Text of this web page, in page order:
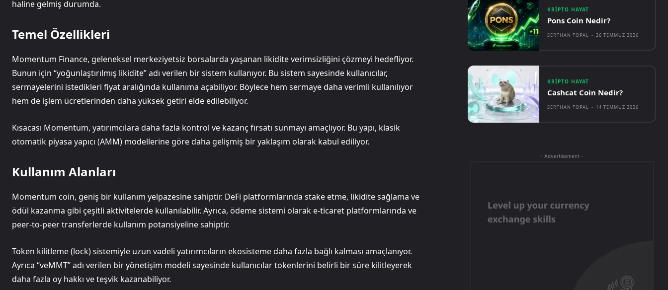
haline gelmiş durumda.​​​​​​​​​​​​​​​​
Temel Özellikleri
Momentum Finance, geleneksel merkeziyetsiz borsalarda yaşanan likidite verimsizliğini çözmeyi hedefliyor.
Bunun için “yoğunlaştırılmış likidite” adı verilen bir sistem kullanıyor. Bu sistem sayesinde kullanıcılar,
sermayelerini istedikleri fiyat aralığında kullanıma açabiliyor. Böylece hem sermaye daha verimli kullanılıyor
hem de işlem ücretlerinden daha yüksek getiri elde edilebiliyor.
Kısacası Momentum, yatırımcılara daha fazla kontrol ve kazanç fırsatı sunmayı amaçlıyor. Bu yapı, klasik
otomatik piyasa yapıcı (AMM) modellerine göre daha gelişmiş bir yaklaşım olarak kabul ediliyor.
Kullanım Alanları
Momentum coin, geniş bir kullanım yelpazesine sahiptir. DeFi platformlarında stake etme, likidite sağlama ve
ödül kazanma gibi çeşitli aktivitelerde kullanılabilir. Ayrıca, ödeme sistemi olarak e-ticaret platformlarında ve
peer-to-peer transferlerde kullanım potansiyeline sahiptir.
Token kilitleme (lock) sistemiyle uzun vadeli yatırımcıların ekosisteme daha fazla bağlı kalması amaçlanıyor.
Ayrıca “veMMT” adı verilen bir yönetişim modeli sayesinde kullanıcılar tokenlerini belirli bir süre kilitleyerek
daha fazla oy hakkı ve teşvik kazanabiliyor.
KRIPTO HAYAT
Pons Coin Nedir?
SERTHAN TOPAL - 26 TEMMUZ 2026
KRIPTO HAYAT
Cashcat Coin Nedir?
SERTHAN TOPAL - 14 TEMMUZ 2026
- Advertisement -